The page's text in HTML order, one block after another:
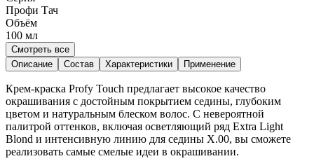
Профи Тач
Объём
100 мл
Смотреть все
Описание
Состав Характеристики Применение
Крем-краска Profy Touch предлагает высокое качество
окрашивания с достойным покрытием седины, глубоким
цветом и натуральным блеском волос. С невероятной
палитрой оттенков, включая осветляющий ряд Extra Light
Blond и интенсивную линию для седины Х.00, вы сможете
реализовать самые смелые идеи в окрашивании.